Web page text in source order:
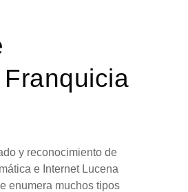
y reconocimiento de
e Internet Lucena
enumera muchos tipos